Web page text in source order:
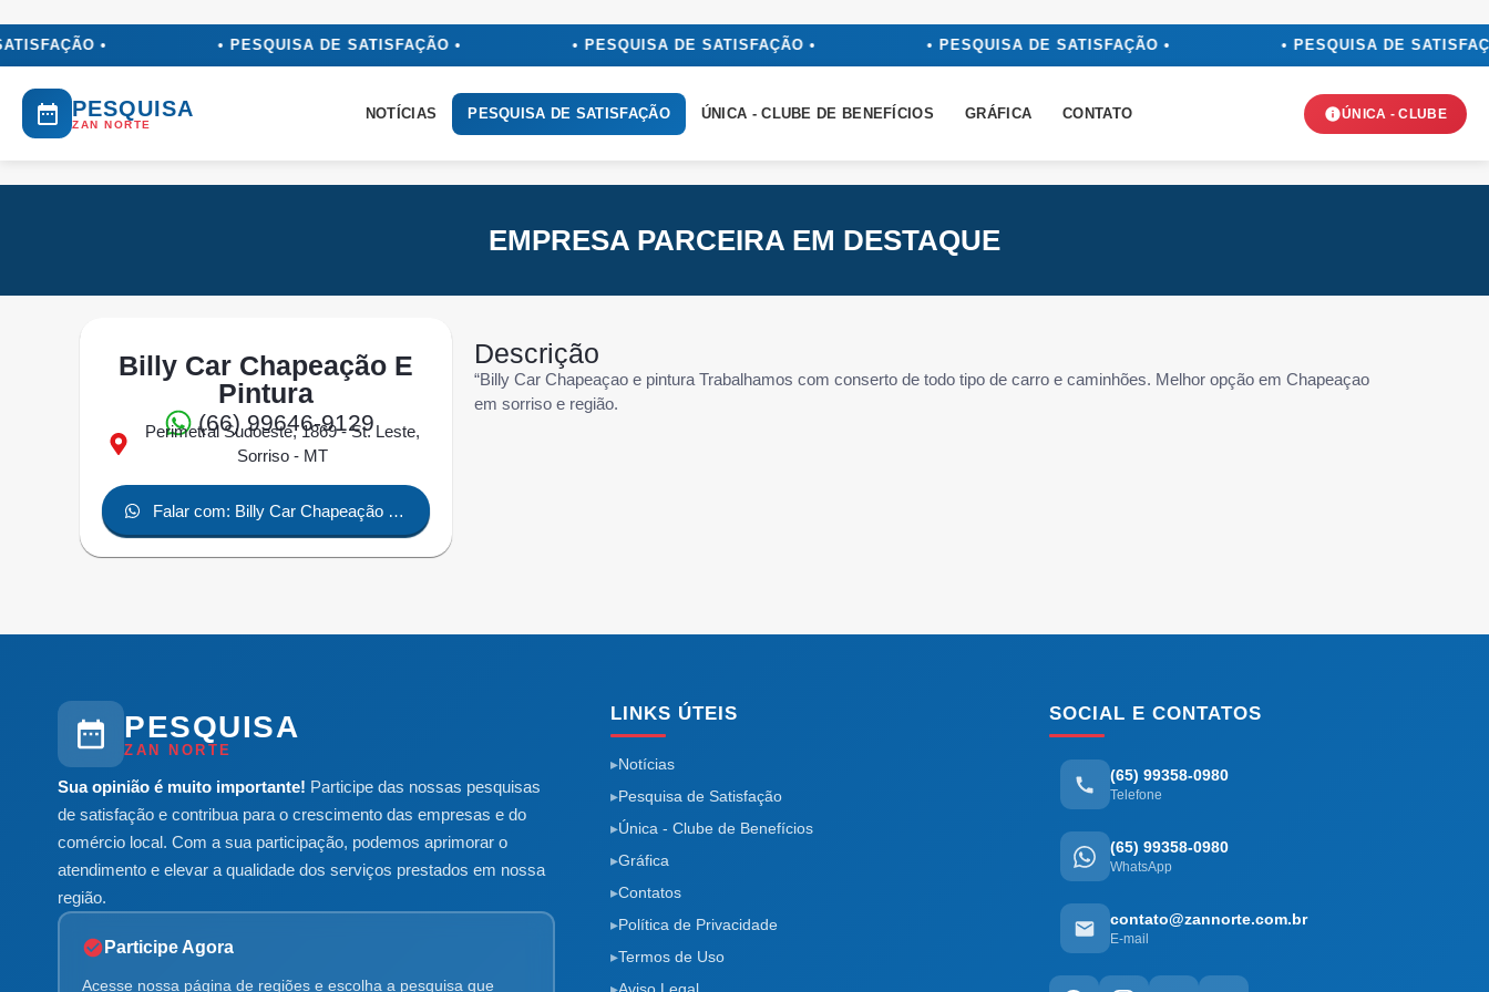
• • PESQUISA DE SATISFAÇÃO • • PESQUISA DE SATISFAÇÃO • • PESQUISA DE SATISFAÇÃO • • PESQUISA DE
PESQUISA
ZAN NORTE
NOTÍCIAS PESQUISA DE SATISFAÇÃO ÚNICA - CLUBE DE BENEFÍCIOS GRÁFICA CONTATO ÚNICA - CLUBE
EMPRESA PARCEIRA EM DESTAQUE
Billy Car Chapeação E
Pintura
(66) 99646-9129
Perimetral Sudoeste, 1869 - St. Leste,
Sorriso - MT
Falar com: Billy Car Chapeação e
pintura
Descrição
“Billy Car Chapeaçao e pintura Trabalhamos com conserto de todo tipo de carro e caminhões. Melhor opção em Chapeaçao
em sorriso e região.
PESQUISA
ZAN NORTE
Sua opinião é muito importante! Participe das nossas pesquisas
de satisfação e contribua para o crescimento das empresas e do
comércio local. Com a sua participação, podemos aprimorar o
atendimento e elevar a qualidade dos serviços prestados em nossa
região.
Participe Agora
Acesse nossa página de regiões e escolha a pesquisa que
LINKS ÚTEIS
Notícias
Pesquisa de Satisfação
Única - Clube de Benefícios
Gráfica
Contatos
Política de Privacidade
Termos de Uso
SOCIAL E CONTATOS
(65) 99358-0980
Telefone
(65) 99358-0980
WhatsApp
contato@zannorte.com.br
E-mail